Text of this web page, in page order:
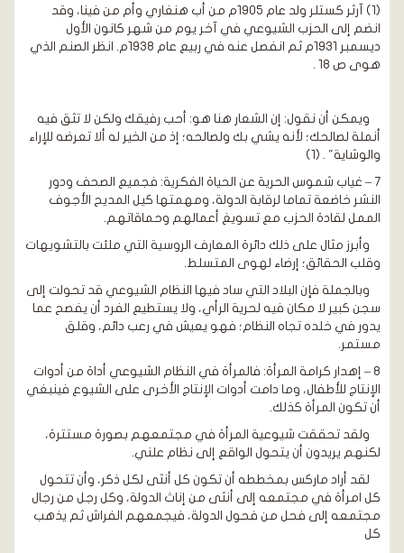
(1) آرثر كستلر ولد عام 1905م من أب هنغاري وأم من فينا، وقد
انضم إلى الحزب الشيوعي في آخر يوم من شهر كانون الأول
ديسمبر 1931م ثم انفصل عنه في ربيع عام 1938م. انظر الصنم الذي
هوى ص 18 .
ويمكن أن نقول: إن الشعار هنا هو: أحب رفيقك ولكن لا تثق فيه
أنملة لصالحك؛ لأنه يشي بك ولصالحه؛ إذ من الخير له ألا تعرضه للإراء
والوشاية" . (1)
7 – غياب شموس الحرية عن الحياة الفكرية: فجميع الصحف ودور
النشر خاضعة تماما لرقابة الدولة، ومهمتها كيل المديح الأجوف
الممل لقادة الحزب مع تسويغ أعمالهم وحماقاتهم.
وأبرز مثال على ذلك دائرة المعارف الروسية التي ملئت بالتشويهات
وقلب الحقائق؛ إرضاء لهوى المتسلط.
وبالجملة فإن البلاد التي ساد فيها النظام الشيوعي قد تحولت إلى
سجن كبير لا مكان فيه لحرية الرأي، ولا يستطيع الفرد أن يفصح عما
يدور في خلده تجاه النظام؛ فهو يعيش في رعب دائم، وقلق
مستمر.
8 – إهدار كرامة المرأة: فالمرأة في النظام الشيوعي أداة من أدوات
الإنتاج للأطفال، وما دامت أدوات الإنتاج الأخرى على الشيوع فينبغي
أن تكون المرأة كذلك.
ولقد تحققت شيوعية المرأة في مجتمعهم بصورة مستترة،
لكنهم يريدون أن يتحول الواقع إلى نظام علني.
لقد أراد ماركس بمخططه أن تكون كل أنثى لكل ذكر، وأن تتحول
كل امرأة في مجتمعه إلى أنثى من إناث الدولة، وكل رجل من رجال
مجتمعه إلى فحل من فحول الدولة، فيجمعهم الفراش ثم يذهب
كل